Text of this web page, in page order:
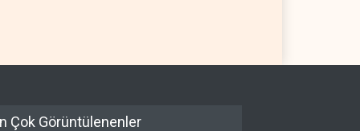
Çok Görüntülenenler